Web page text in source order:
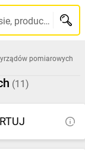
Szukaj po nazwie, indeksie, producencie, kodzie kreskowym...
pomiarowych
(11)